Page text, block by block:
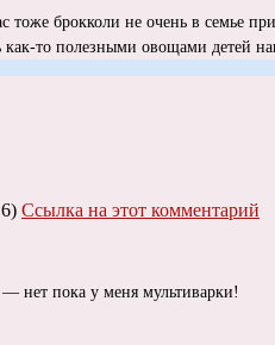
тоже брокколи не очень в семье
как-то полезными овощами детей
Ссылка на этот комментарий
нет пока у меня мультиварки!